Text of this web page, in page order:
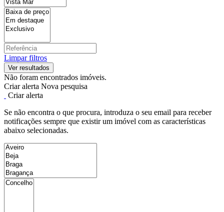
Limpar filtros
Não foram encontrados imóveis.
Criar alerta Nova pesquisa
Criar alerta
Se não encontra o que procura, introduza o seu email para receber
notificações sempre que existir um imóvel com as características
abaixo selecionadas.